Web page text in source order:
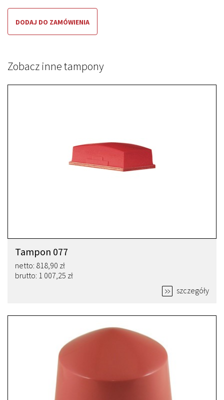
DODAJ DO ZAMÓWIENIA
Zobacz inne tampony
Tampon 077
netto: 818,90 zł
brutto: 1 007,25 zł
szczegóły